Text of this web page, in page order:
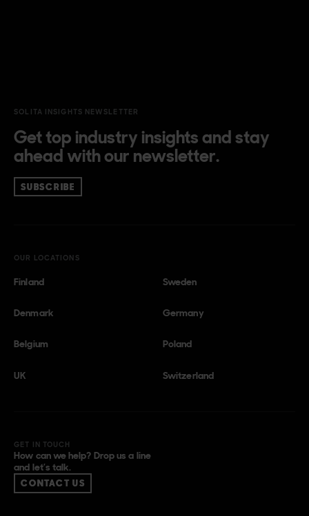
SOLITA INSIGHTS NEWSLETTER
Get top industry insights and stay
ahead with our newsletter.
SUBSCRIBE
OUR LOCATIONS
Finland Sweden
Denmark Germany
Belgium Poland
UK Switzerland
GET IN TOUCH
How can we help? Drop us a line
and let’s talk.
CONTACT US